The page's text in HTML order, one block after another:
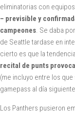
eliminatorias con equipos
– previsible y
campeones. Se daba
de Seattle tardase en
cierto es que la
recital de punts
(me incluyo entre los
gamepass al día
Los Panthers pusieron